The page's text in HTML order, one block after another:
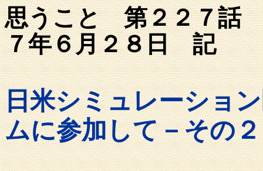
思うこと 第
７年６月２８日 記
日米シミュレーショ
ムに参加して－その